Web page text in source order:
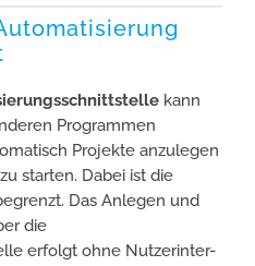
kann
Programmen
Projekte anzulegen
starten. Dabei ist die
Das Anlegen und
die
erfolgt ohne Nutzerinter­